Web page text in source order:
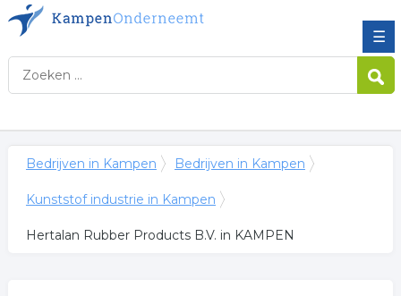
☰
Bedrijven in Kampen Bedrijven in Kampen
Kunststof industrie in Kampen
Hertalan Rubber Products B.V. in KAMPEN